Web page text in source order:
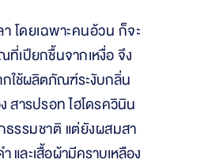
โดยเฉพาะคนอ้วน ก็จะ
เปียกชื้นจากเหงื่อ จึง
ใช้ผลิตภัณฑ์ระงับกลิ่น
ง สารปรอท ไฮโดรควินิน
ธรรมชาติ แต่ยังผสมสา
และเสื้อผ้ามีคราบเหลือง